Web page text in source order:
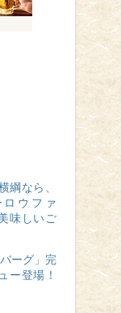
綱なら、
ウファ
味しいご
ーグ」完
ー登場！